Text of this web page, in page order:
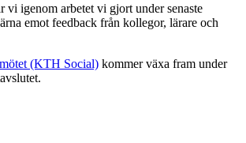
vi igenom arbetet vi gjort under senaste
emot feedback från kollegor, lärare och
(KTH Social) kommer växa fram under